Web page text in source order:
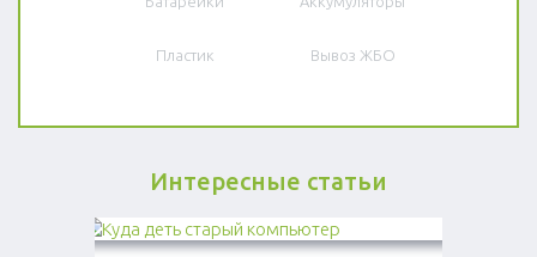
Пластик Вывоз ЖБО
Интересные статьи